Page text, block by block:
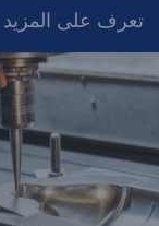
تعرف على المزيد